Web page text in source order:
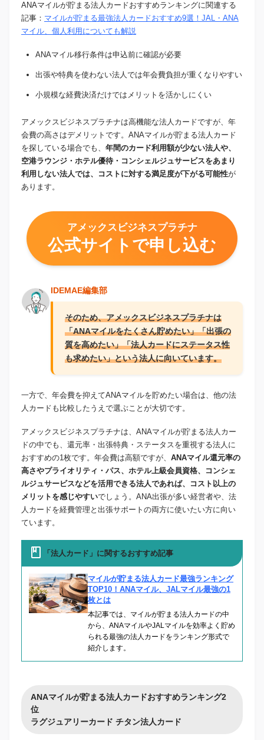
ANAマイルが貯まる法人カードおすすめランキングに関連する
記事： マイルが貯まる最強法人カードおすすめ9選！JAL・ANA
マイル、個人利用についても解説
ANAマイル移行条件は申込前に確認が必要
出張や特典を使わない法人では年会費負担が重くなりやすい
小規模な経費決済だけではメリットを活かしにくい
アメックスビジネスプラチナは高機能な法人カードですが、年
会費の高さはデメリットです。ANAマイルが貯まる法人カード
を探している場合でも、 年間のカード利用額が少ない法人や、
空港ラウンジ・ホテル優待・コンシェルジュサービスをあまり
利用しない法人では、コストに対する満足度が下がる可能性が
あります。
アメックスビジネスプラチナ
公式サイトで申し込む
IDEMAE編集部
そのため、アメックスビジネスプラチナは
「ANAマイルをたくさん貯めたい」「出張の
質を高めたい」「法人カードにステータス性
も求めたい」という法人に向いています。
一方で、年会費を抑えてANAマイルを貯めたい場合は、他の法
人カードも比較したうえで選ぶことが大切です。
アメックスビジネスプラチナは、ANAマイルが貯まる法人カー
ドの中でも、還元率・出張特典・ステータスを重視する法人に
おすすめの1枚です。年会費は高額ですが、 ANAマイル還元率の
高さやプライオリティ・パス、ホテル上級会員資格、コンシェ
ルジュサービスなどを活用できる法人であれば、コスト以上の
メリットを感じやすいでしょう。ANA出張が多い経営者や、法
人カードを経費管理と出張サポートの両方に使いたい方に向い
ています。
「法人カード」に関するおすすめ記事
マイルが貯まる法人カード最強ランキング
TOP10！ANAマイル、JALマイル最強の1
枚とは
本記事では、マイルが貯まる法人カードの中
から、ANAマイルやJALマイルを効率よく貯め
られる最強の法人カードをランキング形式で
紹介します。
ANAマイルが貯まる法人カードおすすめランキング2
位
ラグジュアリーカード チタン法人カード